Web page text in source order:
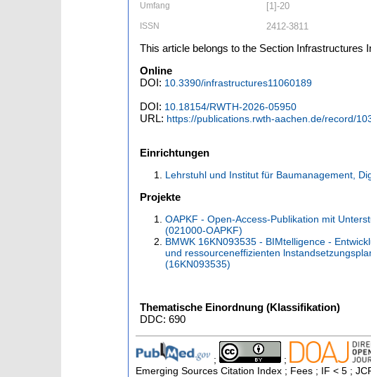
Umfang [1]-20
ISSN 2412-3811
This article belongs to the Section Infrastructures
Online
DOI: 10.3390/infrastructures11060189
DOI: 10.18154/RWTH-2026-05950
URL: https://publications.rwth-aachen.de/record/
Einrichtungen
Lehrstuhl und Institut für Baumanagement,
Projekte
OAPKF - Open-Access-Publikation mit
(021000-OAPKF)
BMWK 16KN093535 - BIMtelligence -
und ressourceneffizienten
(16KN093535)
Thematische Einordnung (Klassifikation)
DDC: 690
; ;
Emerging Sources Citation Index ; Fees ; IF < 5 ;